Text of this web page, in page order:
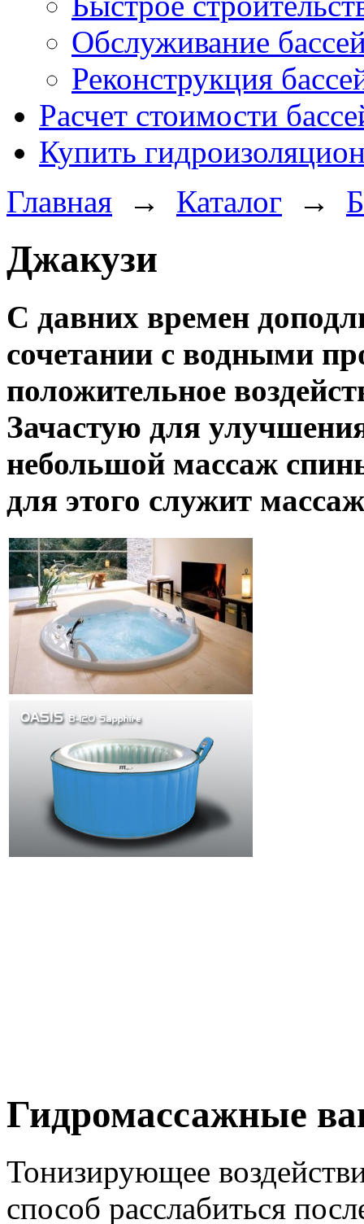
Обслуживание
Реконструкция
Расчет стоимости
Купить
Главная → Каталог →
Джакузи
С давних времен
сочетании с водными
положительное
Зачастую для
небольшой массаж
для этого служит
Гидромассажные
Тонизирующее
способ расслабиться